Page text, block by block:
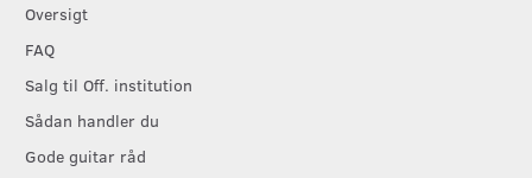
Oversigt
FAQ
Salg til Off. institution
Sådan handler du
Gode guitar råd